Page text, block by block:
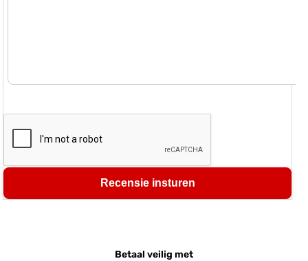
Recensie insturen
Betaal veilig met